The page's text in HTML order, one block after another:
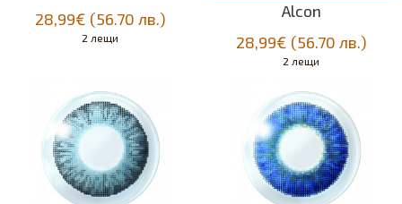
28,99€ (56.70 лв.)
2 лещи
Alcon
28,99€ (56.70 лв.)
2 лещи